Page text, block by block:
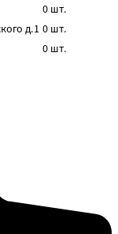
0 шт.
д.1 0 шт.
0 шт.